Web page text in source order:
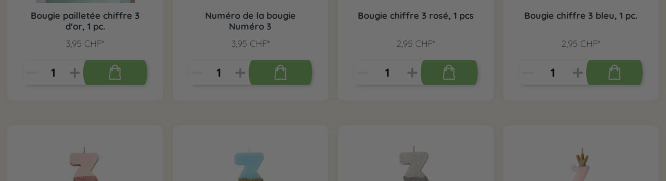
Bougie pailletée chiffre 3
d'or, 1 pc.
3,95 CHF*
Numéro de la bougie
Numéro 3
3,95 CHF*
Bougie chiffre 3 rosé, 1 pcs
2,95 CHF*
Bougie chiffre 3 bleu, 1 pc.
2,95 CHF*